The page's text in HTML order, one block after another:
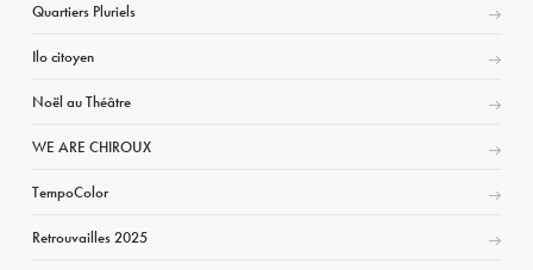
Quartiers Pluriels
Ilo citoyen
Noël au Théâtre
WE ARE CHIROUX
TempoColor
Retrouvailles 2025